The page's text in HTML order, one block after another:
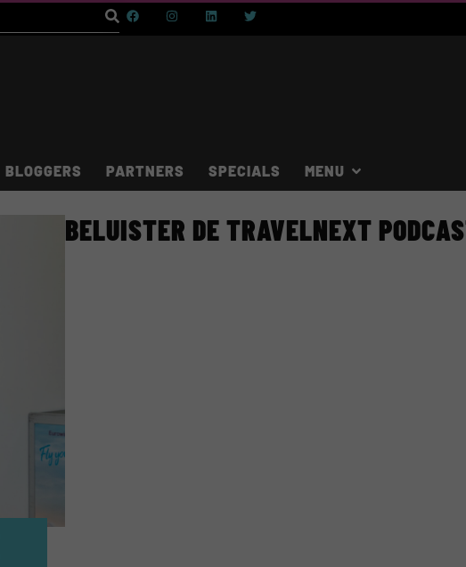
BLOGGERS PARTNERS SPECIALS
BELUISTER DE TRAVELNEXT